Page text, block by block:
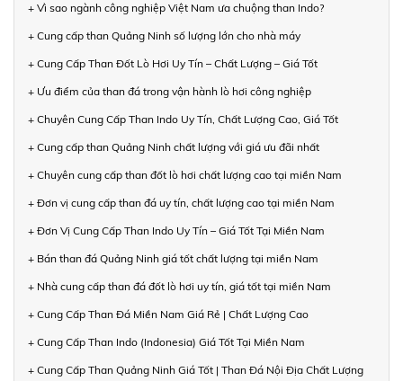
+ Vì sao ngành công nghiệp Việt Nam ưa chuộng than Indo?
+ Cung cấp than Quảng Ninh số lượng lớn cho nhà máy
+ Cung Cấp Than Đốt Lò Hơi Uy Tín – Chất Lượng – Giá Tốt
+ Ưu điểm của than đá trong vận hành lò hơi công nghiệp
+ Chuyên Cung Cấp Than Indo Uy Tín, Chất Lượng Cao, Giá Tốt
+ Cung cấp than Quảng Ninh chất lượng với giá ưu đãi nhất
+ Chuyên cung cấp than đốt lò hơi chất lượng cao tại miền Nam
+ Đơn vị cung cấp than đá uy tín, chất lượng cao tại miền Nam
+ Đơn Vị Cung Cấp Than Indo Uy Tín – Giá Tốt Tại Miền Nam
+ Bán than đá Quảng Ninh giá tốt chất lượng tại miền Nam
+ Nhà cung cấp than đá đốt lò hơi uy tín, giá tốt tại miền Nam
+ Cung Cấp Than Đá Miền Nam Giá Rẻ | Chất Lượng Cao
+ Cung Cấp Than Indo (Indonesia) Giá Tốt Tại Miền Nam
+ Cung Cấp Than Quảng Ninh Giá Tốt | Than Đá Nội Địa Chất Lượng